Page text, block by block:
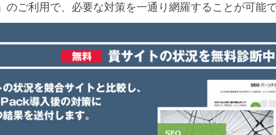
のご利用で、必要な対策を一通り網羅することが可能で